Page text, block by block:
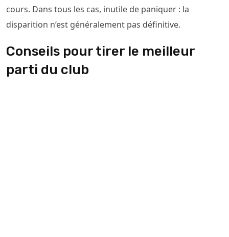
cours. Dans tous les cas, inutile de paniquer : la
disparition n’est généralement pas définitive.
Conseils pour tirer le meilleur
parti du club